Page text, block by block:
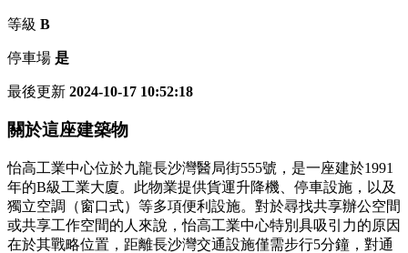
等級 B
停車場 是
最後更新 2024-10-17 10:52:18
關於這座建築物
怡高工業中心位於九龍長沙灣醫局街555號，是一座建於1991
年的B級工業大廈。此物業提供貨運升降機、停車設施，以及
獨立空調（窗口式）等多項便利設施。對於尋找共享辦公空間
或共享工作空間的人來說，怡高工業中心特別具吸引力的原因
在於其戰略位置，距離長沙灣交通設施僅需步行5分鐘，對通